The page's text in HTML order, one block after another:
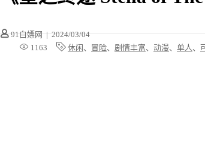
91白嫖网 | 2024/03/04
1163
休闲 、 冒险、 剧情丰富、 动漫、 单人 、